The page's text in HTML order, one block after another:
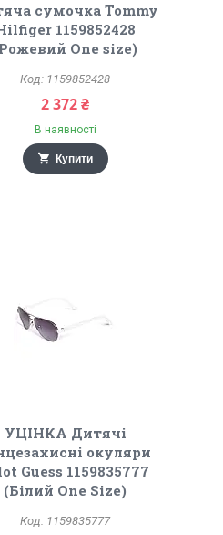
сумочка Tommy
1159852428
One size)
1159852428
2 372 ₴
В наявності
Купити
УЦІНКА Дитячі
окуляри
Guess 1159835777
(Білий One Size)
1159835777